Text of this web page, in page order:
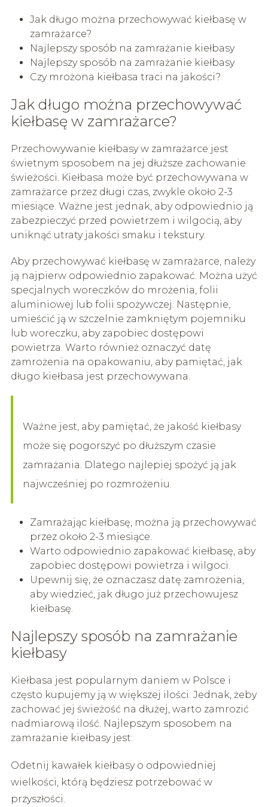
Jak długo można przechowywać kiełbasę w
zamrażarce?
Najlepszy sposób na zamrażanie kiełbasy
Najlepszy sposób na zamrażanie kiełbasy
Czy mrożona kiełbasa traci na jakości?
Jak długo można przechowywać
kiełbasę w zamrażarce?
Przechowywanie kiełbasy w zamrażarce jest
świetnym sposobem na jej dłuższe zachowanie
świeżości. Kiełbasa może być przechowywana w
zamrażarce przez długi czas, zwykle około 2-3
miesiące. Ważne jest jednak, aby odpowiednio ją
zabezpieczyć przed powietrzem i wilgocią, aby
uniknąć utraty jakości smaku i tekstury.
Aby przechowywać kiełbasę w zamrażarce, należy
ją najpierw odpowiednio zapakować. Można użyć
specjalnych woreczków do mrożenia, folii
aluminiowej lub folii spożywczej. Następnie,
umieścić ją w szczelnie zamkniętym pojemniku
lub woreczku, aby zapobiec dostępowi
powietrza. Warto również oznaczyć datę
zamrożenia na opakowaniu, aby pamiętać, jak
długo kiełbasa jest przechowywana.
Ważne jest, aby pamiętać, że jakość kiełbasy
może się pogorszyć po dłuższym czasie
zamrażania. Dlatego najlepiej spożyć ją jak
najwcześniej po rozmrożeniu.
Zamrażając kiełbasę, można ją przechowywać
przez około 2-3 miesiące.
Warto odpowiednio zapakować kiełbasę, aby
zapobiec dostępowi powietrza i wilgoci.
Upewnij się, że oznaczasz datę zamrożenia,
aby wiedzieć, jak długo już przechowujesz
kiełbasę.
Najlepszy sposób na zamrażanie
kiełbasy
Kiełbasa jest popularnym daniem w Polsce i
często kupujemy ją w większej ilości. Jednak, żeby
zachować jej świeżość na dłużej, warto zamrozić
nadmiarową ilość. Najlepszym sposobem na
zamrażanie kiełbasy jest:
Odetnij kawałek kiełbasy o odpowiedniej
wielkości, którą będziesz potrzebować w
przyszłości.